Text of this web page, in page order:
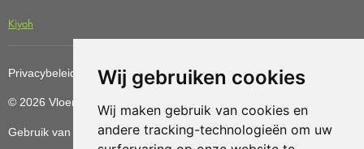
Wij gebruiken cookies
Wij maken gebruik van cookies en
andere tracking-technologieën om uw
Kiyoh
Privacybeleid Cookiebeleid Update cookies preferences
© 2026 Vloerenvoordelig Deze website is ontwikkeld door AGN
Gebruik van deze site betekent dat u dealgemene voorwaarden